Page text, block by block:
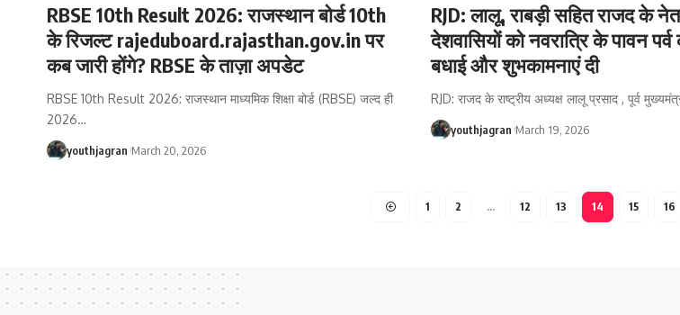
RBSE 10th Result 2026: राजस्थान बोर्ड 10th
के रिजल्ट rajeduboard.rajasthan.gov.in पर
कब जारी होंगे? RBSE के ताज़ा अपडेट
RBSE 10th Result 2026: राजस्थान माध्यमिक शिक्षा बोर्ड (RBSE) जल्द ही
2026…
youthjagran March 20, 2026
RJD: लालू, राबड़ी सहित राजद के
देशवासियों को नवरात्रि के पावन पर्व
बधाई और शुभकामनाएं दी
RJD: राजद के राष्ट्रीय अध्यक्ष लालू प्रसाद , पूर्व
youthjagran March 19, 2026
1 2 … 12 13 14 15 16